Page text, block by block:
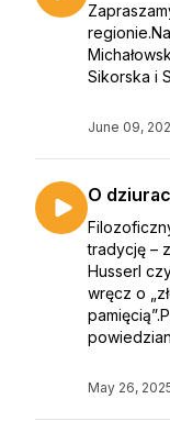
Sikorska i
June 09,
O
tradycję –
Husserl
wręcz o
May 26,